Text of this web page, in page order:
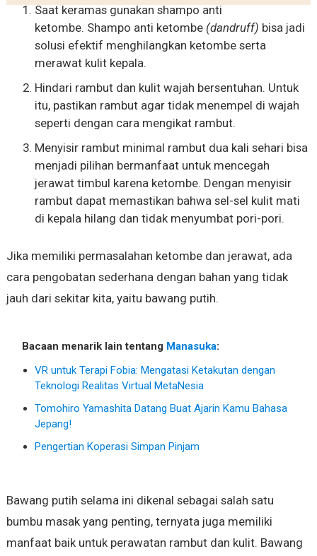
Saat keramas gunakan shampo anti
ketombe. Shampo anti ketombe (dandruff) bisa jadi
solusi efektif menghilangkan ketombe serta
merawat kulit kepala.
Hindari rambut dan kulit wajah bersentuhan. Untuk
itu, pastikan rambut agar tidak menempel di wajah
seperti dengan cara mengikat rambut.
Menyisir rambut minimal rambut dua kali sehari bisa
menjadi pilihan bermanfaat untuk mencegah
jerawat timbul karena ketombe. Dengan menyisir
rambut dapat memastikan bahwa sel-sel kulit mati
di kepala hilang dan tidak menyumbat pori-pori.
Jika memiliki permasalahan ketombe dan jerawat, ada
cara pengobatan sederhana dengan bahan yang tidak
jauh dari sekitar kita, yaitu bawang putih.
Bacaan menarik lain tentang Manasuka:
VR untuk Terapi Fobia: Mengatasi Ketakutan dengan
Teknologi Realitas Virtual MetaNesia
Tomohiro Yamashita Datang Buat Ajarin Kamu Bahasa
Jepang!
Pengertian Koperasi Simpan Pinjam
Bawang putih selama ini dikenal sebagai salah satu
bumbu masak yang penting, ternyata juga memiliki
manfaat baik untuk perawatan rambut dan kulit. Bawang